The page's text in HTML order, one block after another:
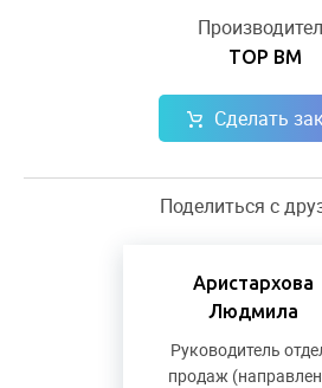
ТОР ВМ
Сделать
Поделиться с
Аристархова
Людмила
Руководитель
продаж